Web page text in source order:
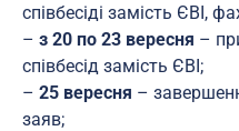
співбесіді замість ЄВІ,
– з 20 по 23 вересня –
співбесід замість ЄВІ;
– 25 вересня –
заяв;